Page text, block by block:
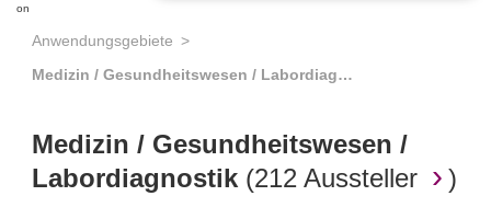
Anwendungsgebiete
Medizin / Gesundheitswesen / Labordiagnostik
Medizin / Gesundheitswesen /
Labordiagnostik (212 Aussteller )